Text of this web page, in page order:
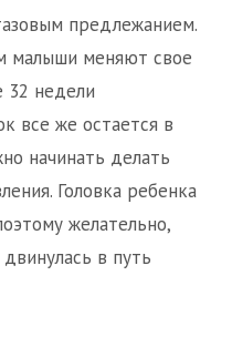
предлежанием.
малыши меняют свое
32 недели
все же остается в
начинать делать
Головка ребенка
желательно,
в путь